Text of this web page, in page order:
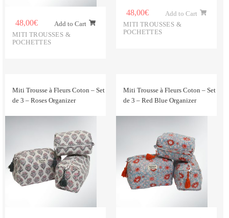
48,00€
Add to Cart
MITI TROUSSES &
POCHETTES
48,00€
Add to Cart
MITI TROUSSES &
POCHETTES
Miti Trousse à Fleurs Coton – Set
de 3 – Roses Organizer
Miti Trousse à Fleurs Coton – Set
de 3 – Red Blue Organizer